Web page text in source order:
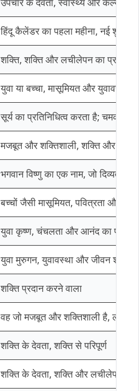
हिंदू कैलेंडर का पहला महीना, नई
शक्ति, शक्ति और लचीलेपन का प्रतीक।
युवा या बच्चा, मासूमियत और युवावस्था
सूर्य का प्रतिनिधित्व करता है; चमक
मजबूत और शक्तिशाली, शक्ति और
भगवान विष्णु का एक नाम, जो दिव्यता
बच्चों जैसी मासूमियत, पवित्रता और
युवा कृष्ण, चंचलता और आनंद का
युवा मुरुगन, युवावस्था और जीवन शक्ति
शक्ति प्रदान करने वाला
वह जो मजबूत और शक्तिशाली है,
शक्ति के देवता, शक्ति से परिपूर्ण
शक्ति के देवता, शक्ति और लचीलेपन के